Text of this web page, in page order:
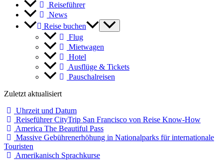
Reiseführer
News
Reise buchen
Flug
Mietwagen
Hotel
Ausflüge & Tickets
Pauschalreisen
Zuletzt aktualisiert
Uhrzeit und Datum
Reiseführer CityTrip San Francisco von Reise Know-How
America The Beautiful Pass
Massive Gebührenerhöhung in Nationalparks für internationale
Touristen
Amerikanisch Sprachkurse